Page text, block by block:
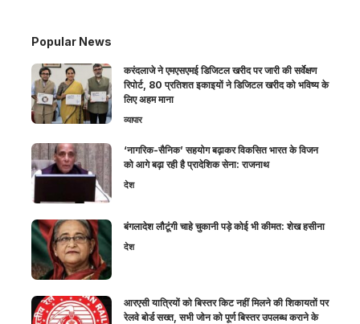
Popular News
करंदलाजे ने एमएसएमई डिजिटल खरीद पर जारी की सर्वेक्षण
रिपोर्ट, 80 प्रतिशत इकाइयों ने डिजिटल खरीद को भविष्य के
लिए अहम माना
व्यापार
‘नागरिक-सैनिक’ सहयोग बढ़ाकर विकसित भारत के विजन
को आगे बढ़ा रही है प्रादेशिक सेना: राजनाथ
देश
बंगलादेश लौटूंगी चाहे चुकानी पड़े कोई भी कीमत: शेख हसीना
देश
आरएसी यात्रियों को बिस्तर किट नहीं मिलने की शिकायतों पर
रेलवे बोर्ड सख्त, सभी जोन को पूर्ण बिस्तर उपलब्ध कराने के